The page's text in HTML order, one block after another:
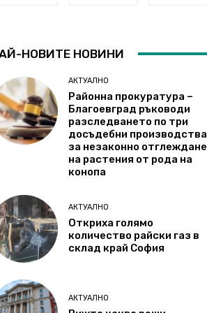
НОВИТЕ НОВИНИ
АКТУАЛНО
Районна прокуратура –
Благоевград ръководи
разследването по три
досъдебни производства
за незаконно отглеждане
на растения от рода на
конопа
АКТУАЛНО
Откриха голямо
количество райски газ в
склад край София
АКТУАЛНО